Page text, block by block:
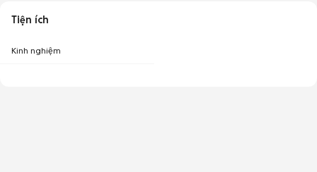
Tiện ích
Kinh nghiệm